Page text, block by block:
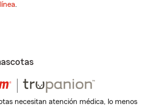
.
necesitan atención médica, lo menos